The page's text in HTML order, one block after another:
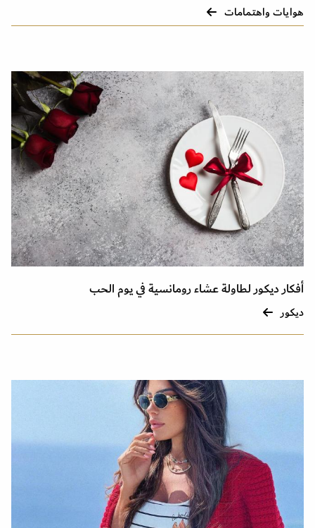
هوايات واهتمامات
أفكار ديكور لطاولة عشاء رومانسية في يوم الحب
ديكور